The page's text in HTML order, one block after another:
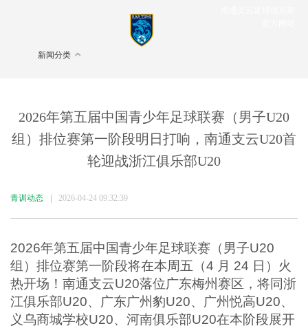
新闻分类
2026年第五届中国青少年足球联赛（男子U20
组）排位赛第一阶段明日打响，南通支云U20首
轮迎战浙江俱乐部U20
青训动态 2026-04-24 09:32:39
2026年第五届中国青少年足球联赛（男子U20
组）排位赛第一阶段将在本周五（4 月 24 日）火
热开场！ 南通支云U20落位广东梅州赛区，将同浙
江俱乐部U20、 广东广州豹U20、广州悦高U20、
义乌商城学校U20、河南俱乐部U20在本阶段展开